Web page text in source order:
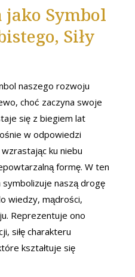
Symbol
Siły
naszego rozwoju
choć zaczyna swoje
się z biegiem lat
w odpowiedzi
ku niebu
formę. W ten
naszą drogę
wiedzy, mądrości,
Reprezentuje ono
siłę charakteru
kształtuje się